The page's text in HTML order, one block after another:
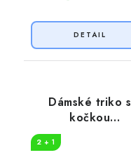
Dámské triko s
kočkou
ANTIDEPRESIVA
2 + 1